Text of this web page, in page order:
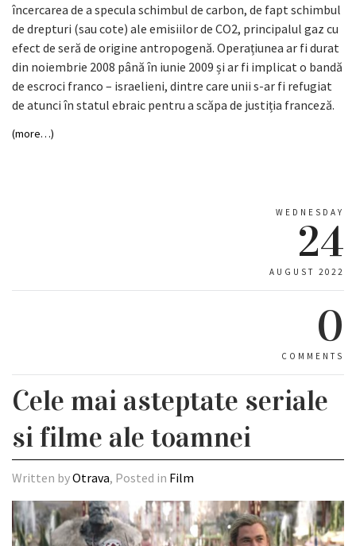
încercarea de a specula schimbul de carbon, de fapt schimbul
de drepturi (sau cote) ale emisiilor de CO2, principalul gaz cu
efect de seră de origine antropogenă. Operațiunea ar fi durat
din noiembrie 2008 până în iunie 2009 și ar fi implicat o bandă
de escroci franco – israelieni, dintre care unii s-ar fi refugiat
de atunci în statul ebraic pentru a scăpa de justiția franceză.
(more…)
WEDNESDAY
24
AUGUST 2022
0
COMMENTS
Cele mai asteptate seriale
si filme ale toamnei
Written byOtrava, Posted in Film